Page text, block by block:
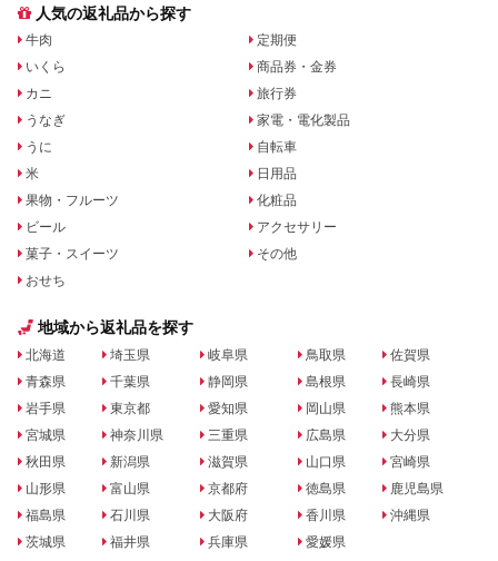
人気の返礼品から探す
牛肉
いくら
カニ
うなぎ
うに
米
果物・フルーツ
ビール
菓子・スイーツ
おせち
定期便
商品券・金券
旅行券
家電・電化製品
自転車
日用品
化粧品
アクセサリー
その他
地域から返礼品を探す
北海道
青森県
岩手県
宮城県
秋田県
山形県
福島県
茨城県
埼玉県
千葉県
東京都
神奈川県
新潟県
富山県
石川県
福井県
岐阜県
静岡県
愛知県
三重県
滋賀県
京都府
大阪府
兵庫県
鳥取県
島根県
岡山県
広島県
山口県
徳島県
香川県
愛媛県
佐賀県
長崎県
熊本県
大分県
宮崎県
鹿児島県
沖縄県